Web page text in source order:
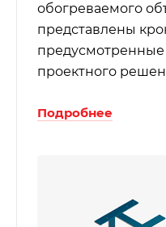
обогреваемого
представлены
проектного
Подробнее